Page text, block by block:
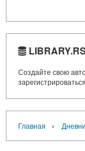
Создайте свою
Главная ›